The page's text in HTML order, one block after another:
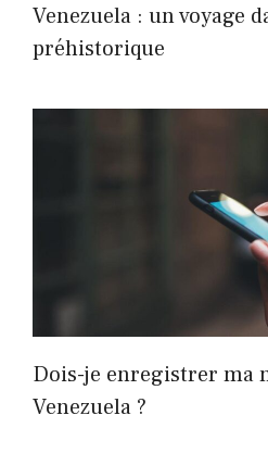
Venezuela : un voyage
préhistorique
Dois-je enregistrer ma
Venezuela ?